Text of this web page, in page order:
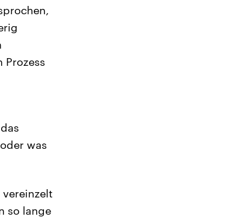
Prozess
was
so lange